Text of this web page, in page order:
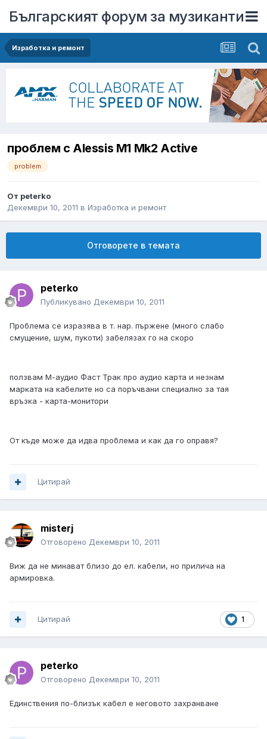
Българският форум за музиканти
Изработка и ремонт
проблем с Alessis M1 Mk2 Active
problem
От peterko
Декември 10, 2011 в Изработка и ремонт
Отговорете в темата
peterko
Публикувано Декември 10, 2011
Проблема се изразява в т. нар. пържене (много слабо
смущение, шум, пукоти) забелязах го на скоро
ползвам М-аудио Фаст Трак про аудио карта и незнам
марката на кабелите но са поръчвани специално за тая
връзка - карта-монитори
От къде може да идва проблема и как да го оправя?
Цитирай
misterj
Отговорено Декември 10, 2011
Виж да не минават близо до ел. кабели, но прилича на
армировка.
1
Цитирай
peterko
Отговорено Декември 10, 2011
Единствения по-близък кабел е неговото захранване